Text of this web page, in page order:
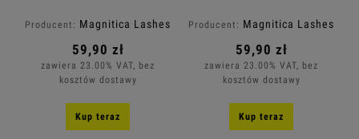
Producent: Magnitica Lashes
59,90 zł
zawiera 23.00% VAT, bez
kosztów dostawy
Kup teraz
Producent: Magnitica Lashes
59,90 zł
zawiera 23.00% VAT, bez
kosztów dostawy
Kup teraz